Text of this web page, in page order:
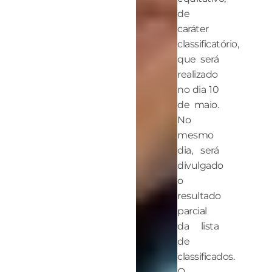
de
caráter
classificatório,
que será
realizado
no dia 10
de maio.
No
mesmo
dia, será
divulgado
o
resultado
parcial
da lista
de
classificados.